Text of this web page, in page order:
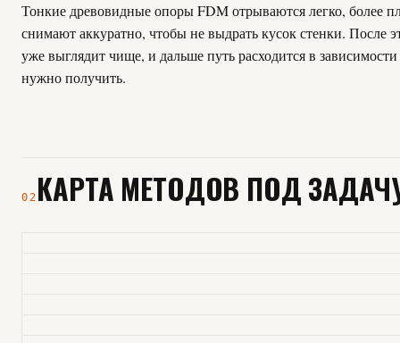
Тонкие древовидные опоры FDM отрываются легко, более
снимают аккуратно, чтобы не выдрать кусок стенки. После
уже выглядит чище, и дальше путь расходится в зависимости
нужно получить.
02 КАРТА МЕТОДОВ ПОД